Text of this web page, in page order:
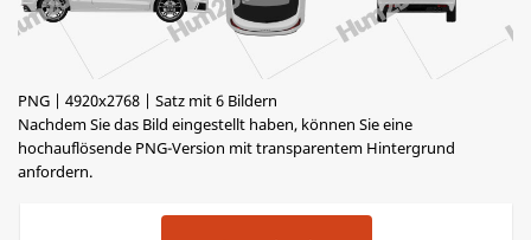
PNG | 4920x2768 | Satz mit 6 Bildern
Nachdem Sie das Bild eingestellt haben, können Sie eine
hochauflösende PNG-Version mit transparentem Hintergrund
anfordern.